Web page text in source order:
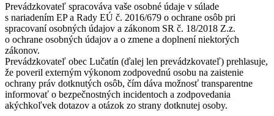
Prevádzkovateľ spracováva vaše osobné údaje v súlade
s nariadením EP a Rady EÚ č. 2016/679 o ochrane osôb pri
spracovaní osobných údajov a zákonom SR č. 18/2018 Z.z.
o ochrane osobných údajov a o zmene a doplnení niektorých
zákonov.
Prevádzkovateľ obec Lučatín (ďalej len prevádzkovateľ) prehlasuje,
že poveril externým výkonom zodpovednú osobu na zaistenie
ochrany práv dotknutých osôb, čím dáva možnosť transparentne
informovať o bezpečnostných incidentoch a zodpovedania
akýchkoľvek dotazov a otázok zo strany dotknutej osoby.